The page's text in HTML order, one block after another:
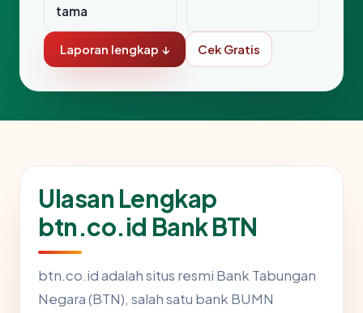
tama
Laporan lengkap ↓ Cek Gratis
Ulasan Lengkap
btn.co.id Bank BTN
btn.co.id adalah situs resmi Bank Tabungan
Negara (BTN), salah satu bank BUMN